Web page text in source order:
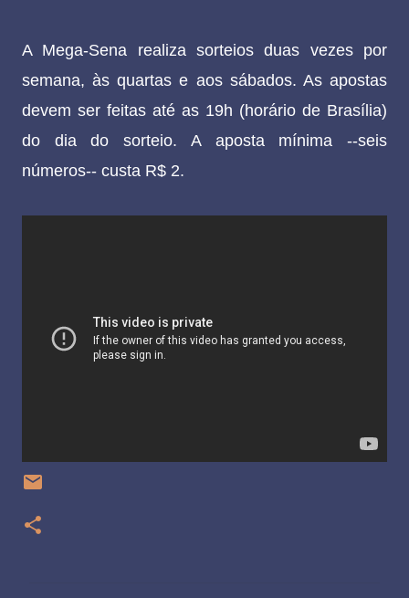
A Mega-Sena realiza sorteios duas vezes por
semana, às quartas e aos sábados. As apostas
devem ser feitas até as 19h (horário de Brasília)
do dia do sorteio. A aposta mínima --seis
números-- custa R$ 2.